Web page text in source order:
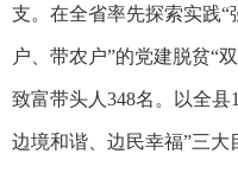
支。在全省率先探索实践
户、带农户”的党建脱贫“
致富带头人348名。以全县
边境和谐、边民幸福”三大